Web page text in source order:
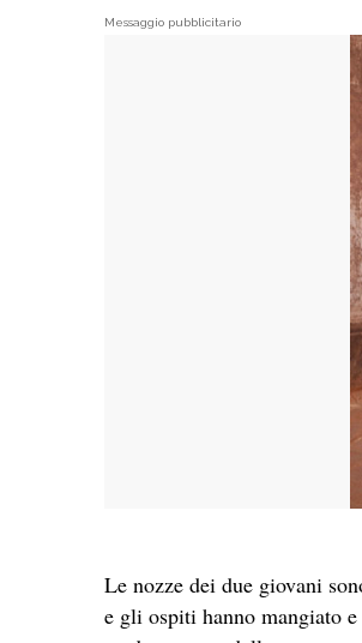
Messaggio pubblicitario
Le nozze dei due giovani
e gli ospiti hanno mangiato